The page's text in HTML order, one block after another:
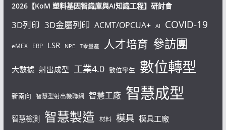
2026【KoM 塑料基因智識庫與AI知識工程】研討會
3D列印 3D金屬列印 ACMT/OPCUA+ AI COVID-19
eMEX ERP LSR NPE T零量產 人才培育 參訪團
大數據 射出成型 工業4.0 數位孿生 數位轉型
新南向 智慧型射出機聯網 智慧工廠 智慧成型
智慧檢測 智慧製造 材料 模具 模具工廠